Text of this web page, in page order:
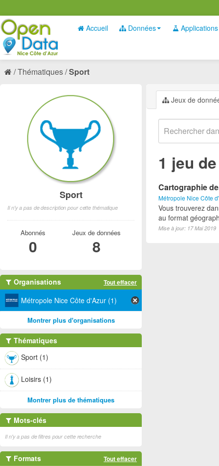
Accueil Données Applications
Thématiques Sport
Jeux de
1 jeu
Cartographie
Métropole Nice Côte
Vous trouverez
au format
Mise à jour: 17 Mai 2019
Sport
Il n'y a pas de description pour cette thématique
Abonnés
0
Jeux de données
8
Organisations Tout effacer
Métropole Nice Côte d'Azur (1)
Montrer plus d'organisations
Thématiques
Sport (1)
Loisirs (1)
Montrer plus de thématiques
Mots-clés
Il n'y a pas de filtres pour cette recherche
Formats Tout effacer